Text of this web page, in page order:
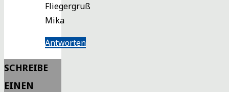
Fliegergruß
Mika
Antworten
SCHREIBE
EINEN